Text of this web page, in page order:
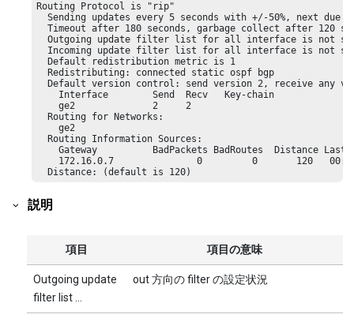
Routing Protocol is "rip"
Sending updates every 5 seconds with +/-50%, next due
Timeout after 180 seconds, garbage collect after 120
Outgoing update filter list for all interface is not
Incoming update filter list for all interface is not
  Default redistribution metric is 1
  Redistributing: connected static ospf bgp
Default version control: send version 2, receive any
    Interface        Send  Recv   Key-chain
    ge2              2     2
  Routing for Networks:
    ge2
  Routing Information Sources:
Gateway          BadPackets BadRoutes  Distance Last
172.16.0.7               0         0       120
  Distance: (default is 120)
説明
項目 項目の意味
Outgoing update
filter list ...
out 方向の filter の設定状況